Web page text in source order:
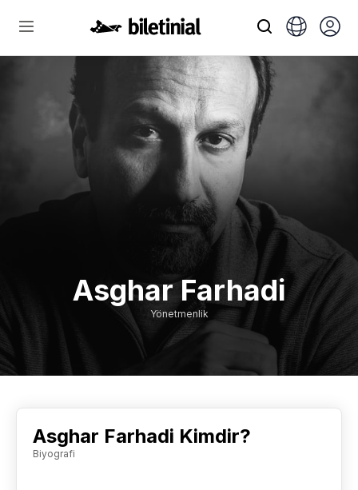
Asghar Farhadi
Yönetmenlik
Asghar Farhadi Kimdir?
Biyografi